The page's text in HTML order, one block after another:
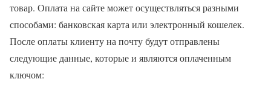
товар. Оплата на сайте может осуществляться разными
способами: банковская карта или электронный кошелек.
После оплаты клиенту на почту будут отправлены
следующие данные, которые и являются оплаченным
ключом: